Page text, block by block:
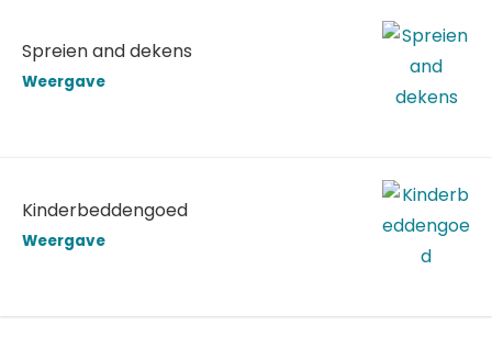
Spreien and dekens
Weergave
Kinderbeddengoed
Weergave